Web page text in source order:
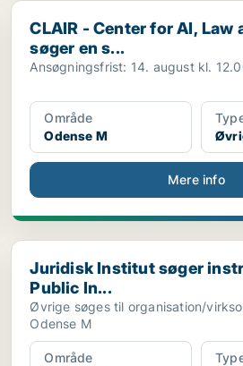
CLAIR - Center for AI, Law and
CLAIR - Center for AI, Law
søger en s...
Ansøgningsfrist: 14. august kl.
Område
Odense M
Mere info
Juridisk Institut søger
Juridisk Institut søger
Public In...
Øvrige søges til organisation/
Odense M
Område